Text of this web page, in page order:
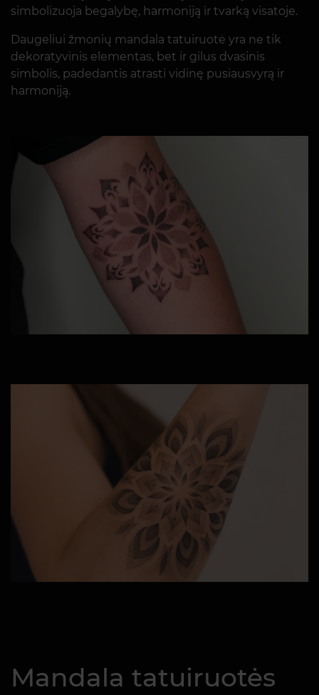
simbolizuoja begalybę, harmoniją ir tvarką visatoje.
Daugeliui žmonių mandala tatuiruotė yra ne tik
dekoratyvinis elementas, bet ir gilus dvasinis
simbolis, padedantis atrasti vidinę pusiausvyrą ir
harmoniją.
Mandala tatuiruotės